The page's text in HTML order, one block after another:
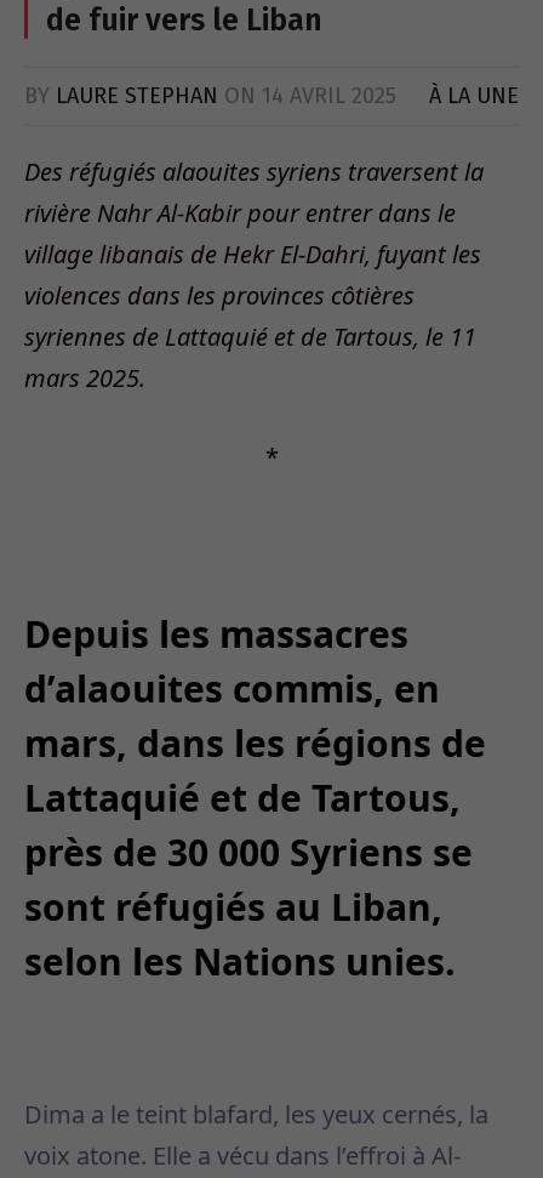
de fuir vers le Liban
BY LAURE STEPHAN ON 14 AVRIL 2025 À LA UNE
Des réfugiés alaouites syriens traversent la
rivière Nahr Al-Kabir pour entrer dans le
village libanais de Hekr El-Dahri, fuyant les
violences dans les provinces côtières
syriennes de Lattaquié et de Tartous, le 11
mars 2025.
*
Depuis les massacres
d’alaouites commis, en
mars, dans les régions de
Lattaquié et de Tartous,
près de 30 000 Syriens se
sont réfugiés au Liban,
selon les Nations unies.
Dima a le teint blafard, les yeux cernés, la
voix atone. Elle a vécu dans l’effroi à Al-